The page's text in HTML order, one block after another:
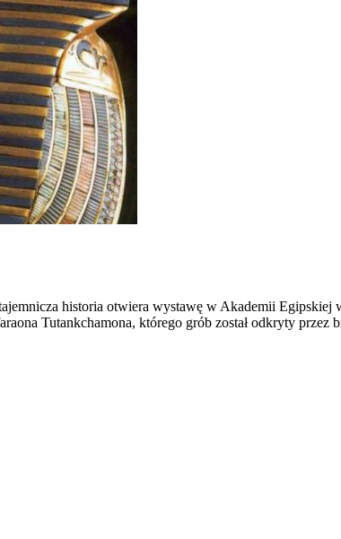
historia otwiera wystawę w Akademii
Tutankchamona, którego grób został odkryty